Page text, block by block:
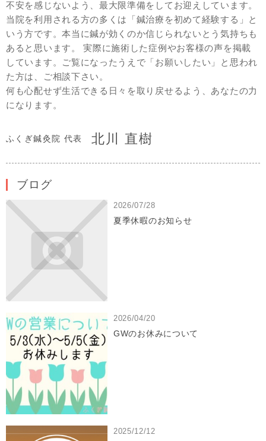
不安を感じないよう、最大限準備をしてお迎えしています。
当院を利用される方の多くは「鍼治療を初めて経験する」と
いう方です。本当に鍼が効くのか信じられないとう気持ちも
あると思います。 実際に施術した症例やお客様の声を掲載
しています。ご覧になったうえで「お願いしたい」と思われ
た方は、ご相談下さい。
何も心配せず生活できる日々を取り戻せるよう、あなたの力
になります。
ふくぎ鍼灸院 代表 北川 直樹
ブログ
2026/07/28
夏季休暇のお知らせ
2026/04/20
GWのお休みについて
2025/12/12